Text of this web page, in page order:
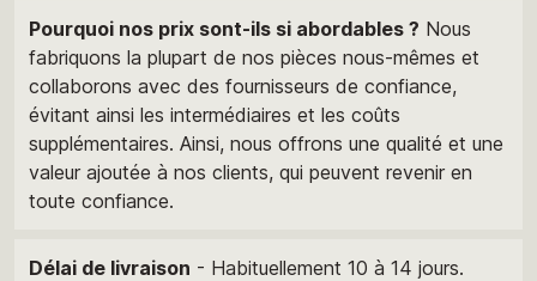
Pourquoi nos prix sont-ils si abordables ? Nous
fabriquons la plupart de nos pièces nous-mêmes et
collaborons avec des fournisseurs de confiance,
évitant ainsi les intermédiaires et les coûts
supplémentaires. Ainsi, nous offrons une qualité et une
valeur ajoutée à nos clients, qui peuvent revenir en
toute confiance.
Délai de livraison - Habituellement 10 à 14 jours.